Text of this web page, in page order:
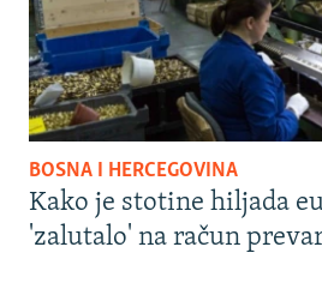
BOSNA I HERCEGOVINA
Kako je stotine hiljada
'zalutalo' na račun